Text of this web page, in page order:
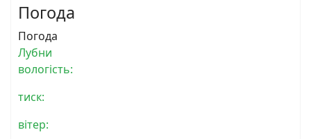
Погода
Погода
Лубни
вологість:
тиск:
вітер: